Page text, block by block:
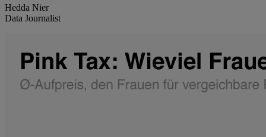
Hedda Nier
Data Journalist